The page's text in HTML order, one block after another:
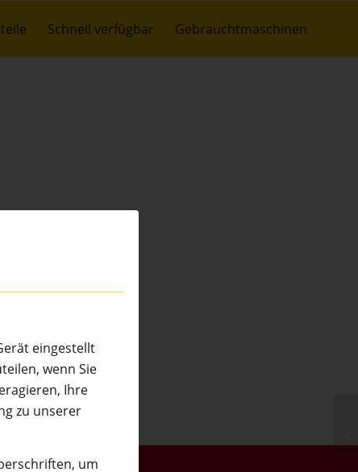
eingestellt
wenn Sie
Ihre
zu unserer
um
Schnell verfügbar Gebrauchtmaschinen